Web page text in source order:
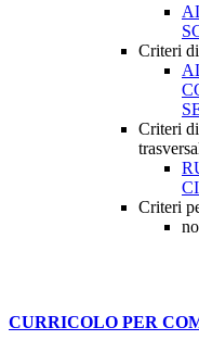
Criteri
Criteri
Criteri
CURRICOLO PER